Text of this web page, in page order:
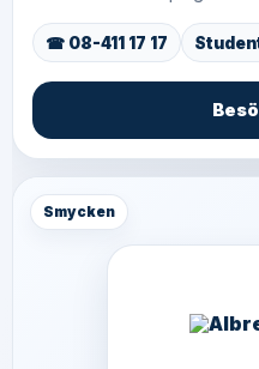
☎ 08-411 17 17
Smycken